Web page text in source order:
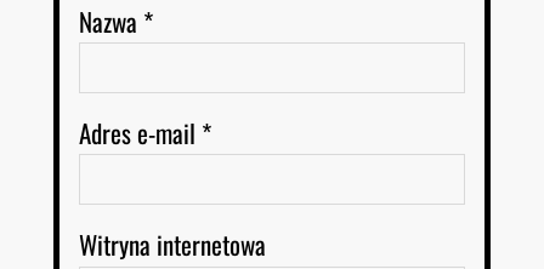
Nazwa *
Adres e-mail *
Witryna internetowa